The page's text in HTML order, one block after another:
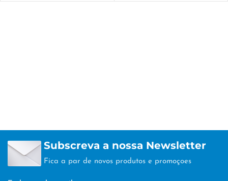
Subscreva a nossa Newsletter
Fica a par de novos produtos e promoçoes